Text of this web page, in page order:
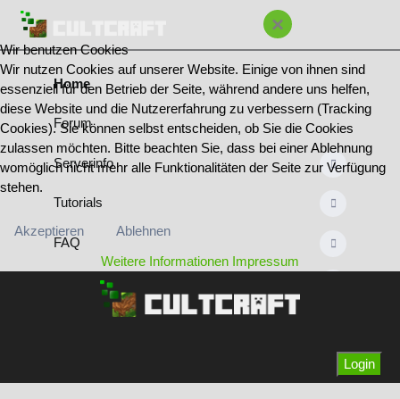
×
Home
Forum
Serverinfo
Tutorials
FAQ
Login
Wir benutzen Cookies
Wir nutzen Cookies auf unserer Website. Einige von ihnen sind
essenziell für den Betrieb der Seite, während andere uns helfen,
diese Website und die Nutzererfahrung zu verbessern (Tracking
Cookies). Sie können selbst entscheiden, ob Sie die Cookies
zulassen möchten. Bitte beachten Sie, dass bei einer Ablehnung
womöglich nicht mehr alle Funktionalitäten der Seite zur Verfügung
stehen.
Akzeptieren Ablehnen
Weitere Informationen Impressum